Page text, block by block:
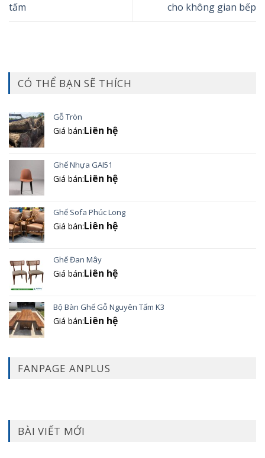
tấm
cho không gian bếp
CÓ THỂ BẠN SẼ THÍCH
Gỗ Tròn
Giá bán:Liên hệ
Ghế Nhựa GAI51
Giá bán:Liên hệ
Ghế Sofa Phúc Long
Giá bán:Liên hệ
Ghế Đan Mây
Giá bán:Liên hệ
Bộ Bàn Ghế Gỗ Nguyên Tấm K3
Giá bán:Liên hệ
FANPAGE ANPLUS
BÀI VIẾT MỚI